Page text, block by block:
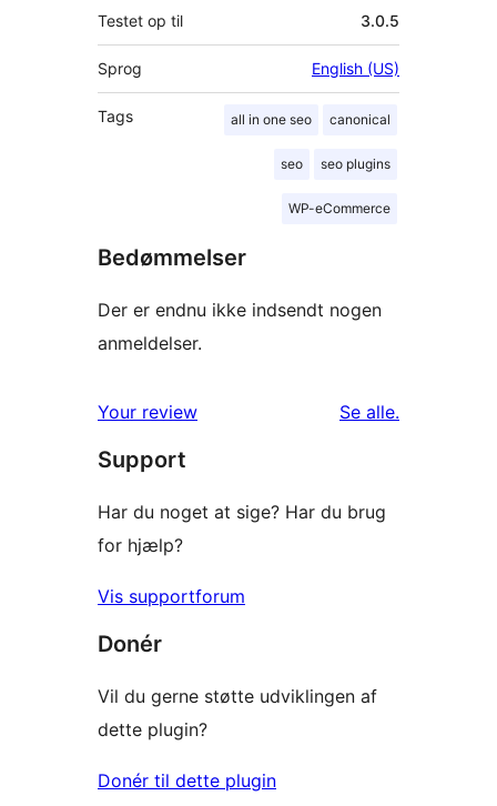
Testet op til 3.0.5
Sprog English (US)
Tags all in one seo canonical
seo seo plugins
WP-eCommerce
Bedømmelser
Der er endnu ikke indsendt nogen
anmeldelser.
Your review Se alleanmeldelser
.
Support
Har du noget at sige? Har du brug
for hjælp?
Vis supportforum
Donér
Vil du gerne støtte udviklingen af
dette plugin?
Donér til dette plugin